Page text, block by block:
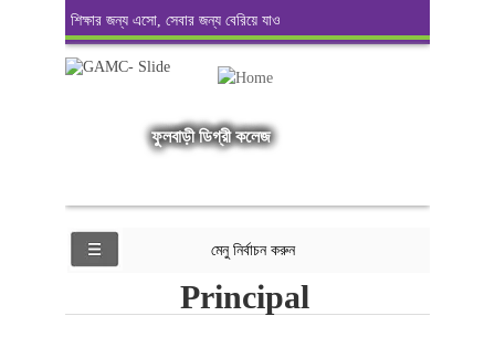
শিক্ষার জন্য এসো, সেবার জন্য বেরিয়ে যাও
ফুলবাড়ী ডিগ্রী কলেজ
মেনু নির্বাচন করুন
Principal